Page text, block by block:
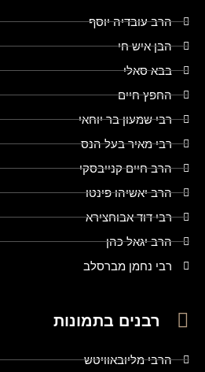
הרב עובדיה יוסף
הבן איש חי
בבא סאלי
החפץ חיים
רבי שמעון בר יוחאי
רבי מאיר בעל הנס
הרב חיים קנייבסקי
הרב יאשיהו פינטו
רבי דוד אבוחצירא
הרב יגאל כהן
רבי נחמן מברסלב
רבנים בתמונות
הרבי מליובאוויטש